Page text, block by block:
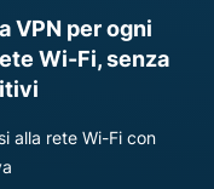
VPN per ogni
Wi-Fi, senza
alla rete Wi-Fi con